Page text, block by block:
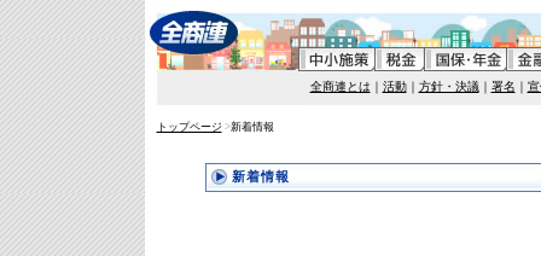
全商連とは ｜ 活動｜ 方針・決議｜ 署名 ｜
トップページ >新着情報
新着情報